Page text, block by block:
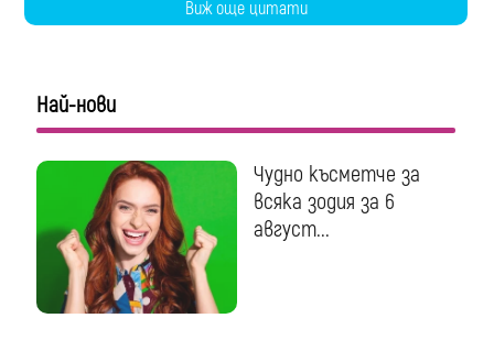
Виж още цитати
Най-нови
Чудно късметче за
всяка зодия за 6
август...